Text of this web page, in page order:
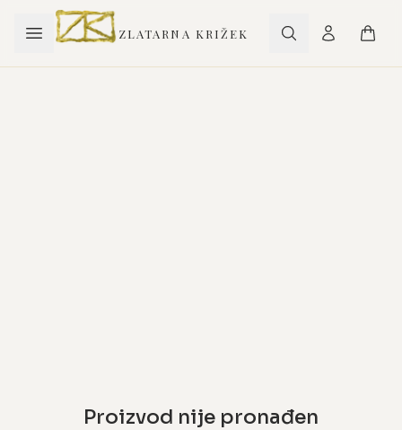
ZLATARNA KRIŽEK
Proizvod nije pronađen